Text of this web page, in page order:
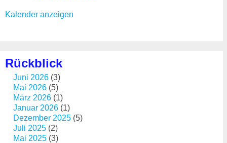
Kalender anzeigen
Rückblick
Juni 2026 (3)
Mai 2026 (5)
März 2026 (1)
Januar 2026 (1)
Dezember 2025 (5)
Juli 2025 (2)
Mai 2025 (3)